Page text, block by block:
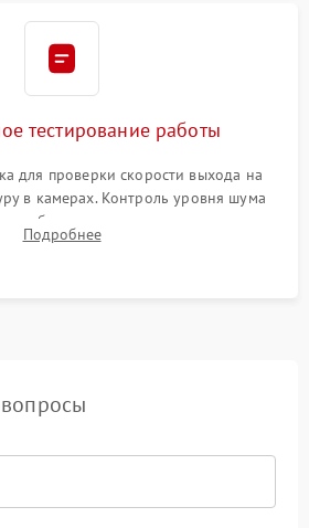
тестирование работы
для проверки скорости выхода на
в камерах. Контроль уровня шума
обмерзания стенок и корректного
автоматической оттайки.
Подробнее